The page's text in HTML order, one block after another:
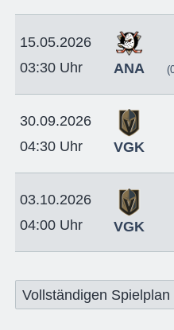
15.05.2026
03:30 Uhr
ANA
30.09.2026
04:30 Uhr
VGK
03.10.2026
04:00 Uhr
VGK
Vollständigen Spielplan